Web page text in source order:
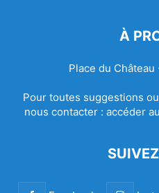
À
Place du Château
Pour toutes suggestions
nous contacter : accéder